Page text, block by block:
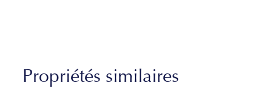
Propriétés similaires